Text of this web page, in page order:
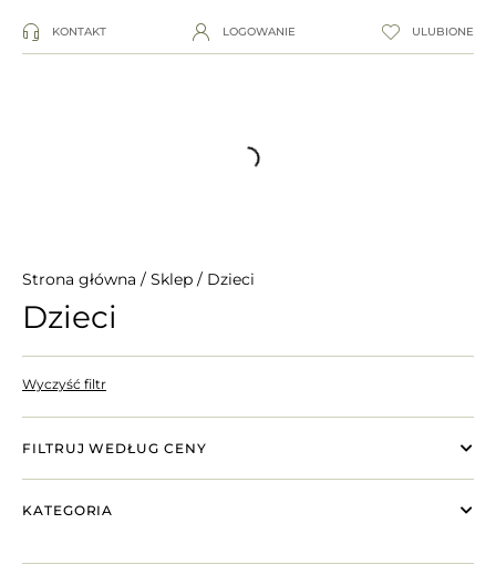
KONTAKT LOGOWANIE ULUBIONE
Strona główna / Sklep / Dzieci
Dzieci
Wyczyść filtr
FILTRUJ WEDŁUG CENY
KATEGORIA